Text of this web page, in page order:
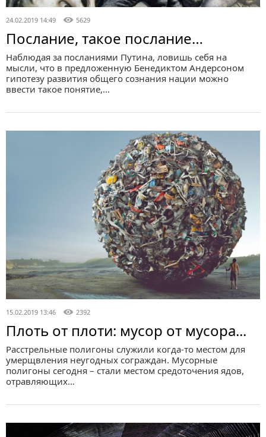
24.02.2019 14:49 5629
Послание, такое послание…
Наблюдая за посланиями Путина, ловишь себя на
мысли, что в предложенную Бенедиктом Андерсоном
гипотезу развития общего сознания нации можно
ввести такое понятие,…
15.02.2019 13:46 2392
Плоть от плоти: мусор от мусора...
Расстрельные полигоны служили когда-то местом для
умерщвления неугодных сограждан. Мусорные
полигоны сегодня – стали местом средоточения ядов,
отравляющих…